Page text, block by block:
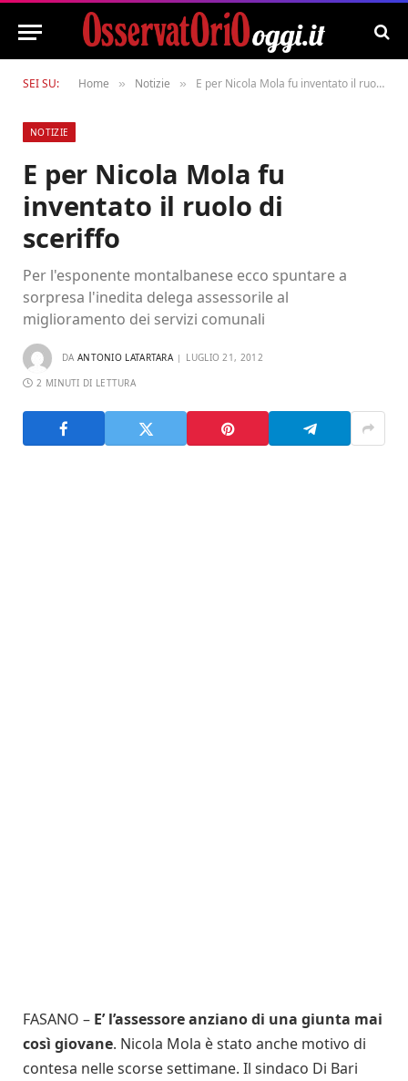
SEI SU: Home » Notizie » E per Nicola Mola fu inventato il ruolo di sceriffo
NOTIZIE
E per Nicola Mola fu
inventato il ruolo di
sceriffo
Per l'esponente montalbanese ecco spuntare a
sorpresa l'inedita delega assessorile al
miglioramento dei servizi comunali
DA ANTONIO LATARTARA LUGLIO 21, 2012
2 MINUTI DI LETTURA
FASANO – E’ l’assessore anziano di una giunta mai
così giovane. Nicola Mola è stato anche motivo di
contesa nelle scorse settimane. Il sindaco Di Bari